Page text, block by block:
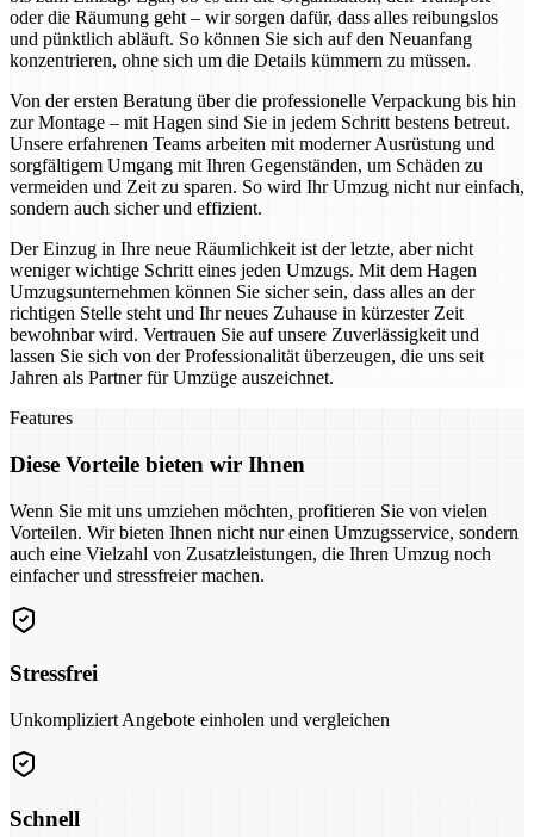
oder die Räumung geht – wir sorgen dafür, dass alles reibungslos
und pünktlich abläuft. So können Sie sich auf den Neuanfang
konzentrieren, ohne sich um die Details kümmern zu müssen.
Von der ersten Beratung über die professionelle Verpackung bis hin
zur Montage – mit Hagen sind Sie in jedem Schritt bestens betreut.
Unsere erfahrenen Teams arbeiten mit moderner Ausrüstung und
sorgfältigem Umgang mit Ihren Gegenständen, um Schäden zu
vermeiden und Zeit zu sparen. So wird Ihr Umzug nicht nur einfach,
sondern auch sicher und effizient.
Der Einzug in Ihre neue Räumlichkeit ist der letzte, aber nicht
weniger wichtige Schritt eines jeden Umzugs. Mit dem Hagen
Umzugsunternehmen können Sie sicher sein, dass alles an der
richtigen Stelle steht und Ihr neues Zuhause in kürzester Zeit
bewohnbar wird. Vertrauen Sie auf unsere Zuverlässigkeit und
lassen Sie sich von der Professionalität überzeugen, die uns seit
Jahren als Partner für Umzüge auszeichnet.
Features
Diese Vorteile bieten wir Ihnen
Wenn Sie mit uns umziehen möchten, profitieren Sie von vielen
Vorteilen. Wir bieten Ihnen nicht nur einen Umzugsservice, sondern
auch eine Vielzahl von Zusatzleistungen, die Ihren Umzug noch
einfacher und stressfreier machen.
Stressfrei
Unkompliziert Angebote einholen und vergleichen
Schnell